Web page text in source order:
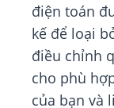
điện toán
kế để loại
điều chỉnh
cho phù
của bạn và